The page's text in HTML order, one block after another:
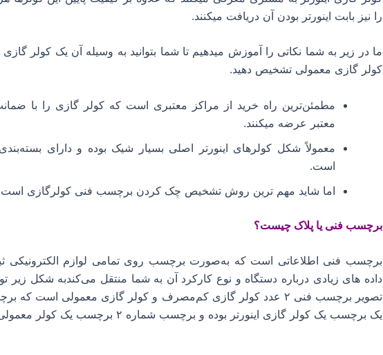
را نیز بابت اینورتر بودن آن دریافت میکنند.
ما در زیر به شما نکاتی را آموزش میدهیم تا شما بتوانید به وسیله آن یک کولر گازی
کولر گازی معمولی تشخیص دهید.
مطمئن‌ترین راه خرید از مراکز معتبری است که کولر گازی را با
معتبر عرضه میکنند.
معمولاً شکل کولرهای اینورتر اصلی بسیار شیک بوده و دارای
است.
اما شاید مهم ترین روش تشخیص چک کردن برچسب فنی کولرگازی
برچسب فنی یا پلاک چیست؟
برچسب فنی اطلاعاتی است که به‌صورت برچسب روی تمامی لوازم الکترونیکی
داده های زیادی درباره دستگاه و نوع کارکرد آن به شما منتقل می‌کندبه شکل زیر
تصویر برچسب فنی ۲ عدد کولر گازی کم‌مصرف و کولر گازی معمولی است
یک برچسب یک کولر گازی اینورتر بوده و برچسب شماره ۲ برچسب یک کولر معمولی است.